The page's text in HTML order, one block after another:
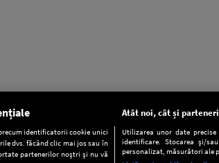
identificatorii cookie unici
dvs. făcând clic mai jos sau în
partenerilor noștri și nu vă
Atât noi, cât și
Utilizarea unor date
identificare. Stocarea și/
personalizat, măsurători ale